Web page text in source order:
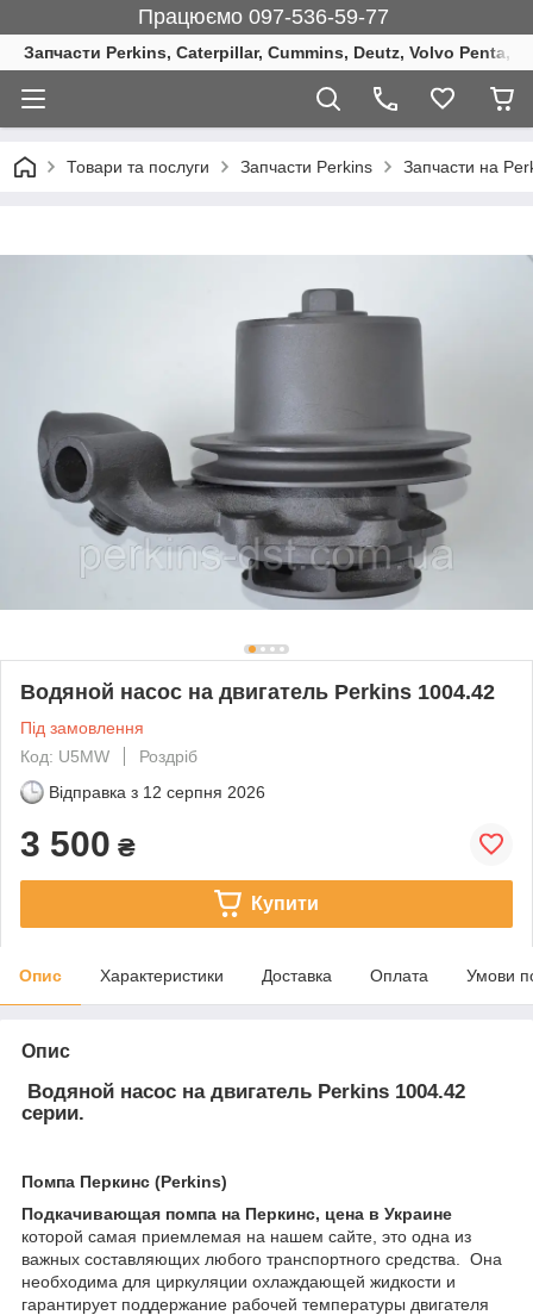
Працюємо 097-536-59-77
Запчасти Perkins, Caterpillar, Cummins, Deutz, Volvo Penta,
Товари та послуги Запчасти Perkins Запчасти на
Водяной насос на двигатель Perkins 1004.42
Під замовлення
Код: U5MW
Роздріб
Відправка з 12 серпня 2026
3 500 ₴
Купити
Опис Характеристики Доставка Оплата Умови
Опис
Водяной насос на двигатель Perkins 1004.42
серии.
Помпа Перкинс (Perkins)
Подкачивающая помпа на Перкинс, цена в Украине
которой самая приемлемая на нашем сайте, это одна из
важных составляющих любого транспортного средства. Она
необходима для циркуляции охлаждающей жидкости и
гарантирует поддержание рабочей температуры двигателя